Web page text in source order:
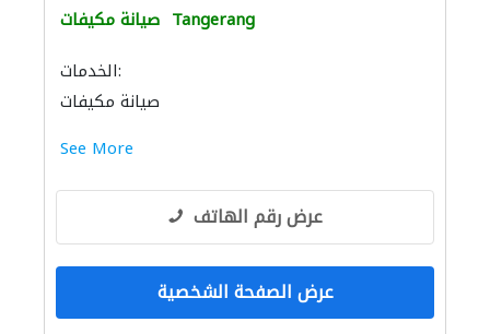
صيانة مكيفات Tangerang
الخدمات:
صيانة مكيفات
See More
عرض رقم الهاتف
عرض الصفحة الشخصية